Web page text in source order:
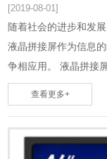
[2019-08-01]
随着社会的进步和发
液晶拼接屏作为信息
争相应用。 液晶拼接屏调试方法解读 通常情况下，液晶拼接系统的
硬件安装不会有很多
查看更多+